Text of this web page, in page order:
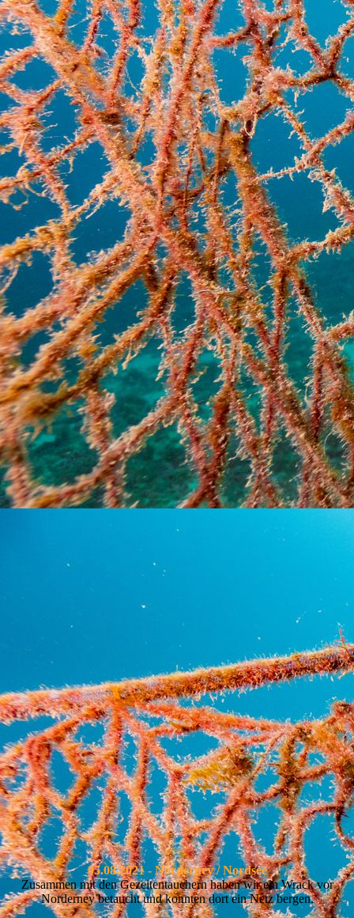
.
05.08.2021 - Norderney / Nordsee
Zusammen mit den Gezeitentauchern haben wir ein Wrack vor
Norderney betaucht und konnten dort ein Netz bergen.